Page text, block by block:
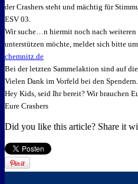
der Crashers steht und mächtig für
ESV 03.
Wir suche…n hiermit noch nach
unterstützen möchte, meldet sich bitte
chemnitz.de
Bei der letzten Sammelaktion sind auf
Vielen Dank im Vorfeld bei den Spendern.
Hey Kids, seid Ihr bereit? Wir brauchen
Eure Crashers
Did you like this article? Share it